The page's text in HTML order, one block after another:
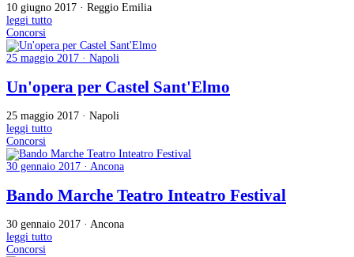
10 giugno 2017 · Reggio Emilia
leggi tutto
Concorsi
25 maggio 2017 · Napoli
Un'opera per Castel Sant'Elmo
25 maggio 2017 · Napoli
leggi tutto
Concorsi
30 gennaio 2017 · Ancona
Bando Marche Teatro Inteatro Festival
30 gennaio 2017 · Ancona
leggi tutto
Concorsi